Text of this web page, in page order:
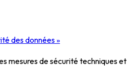
des données »
mesures de sécurité techniques et